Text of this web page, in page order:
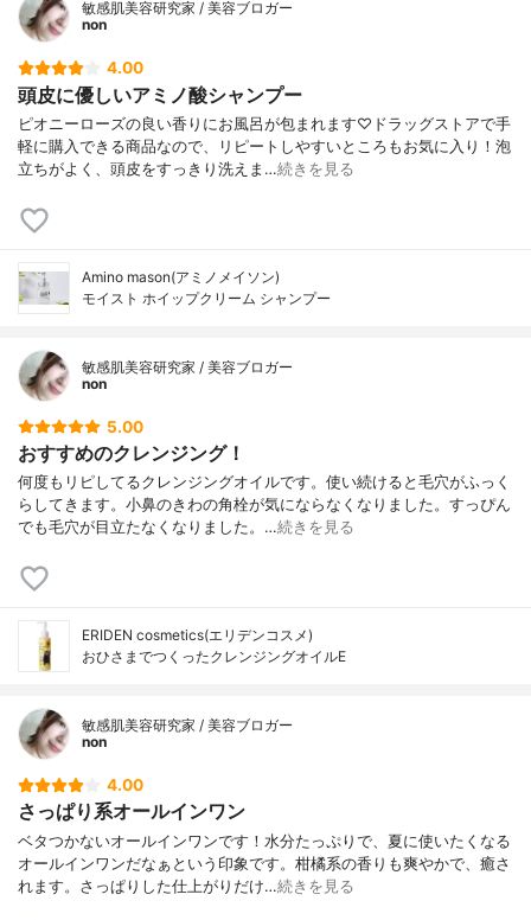
敏感肌美容研究家 / 美容ブロガー
non
4.00
頭皮に優しいアミノ酸シャンプー
ピオニーローズの良い香りにお風呂が包まれます♡ドラッグストアで手
軽に購入できる商品なので、リピートしやすいところもお気に入り！泡
立ちがよく、頭皮をすっきり洗えま…続きを見る
Amino mason(アミノメイソン)
モイスト ホイップクリーム シャンプー
敏感肌美容研究家 / 美容ブロガー
non
5.00
おすすめのクレンジング！
何度もリピしてるクレンジングオイルです。使い続けると毛穴がふっく
らしてきます。小鼻のきわの角栓が気にならなくなりました。すっぴん
でも毛穴が目立たなくなりました。…続きを見る
ERIDEN cosmetics(エリデンコスメ)
おひさまでつくったクレンジングオイルE
敏感肌美容研究家 / 美容ブロガー
non
4.00
さっぱり系オールインワン
ベタつかないオールインワンです！水分たっぷりで、夏に使いたくなる
オールインワンだなぁという印象です。柑橘系の香りも爽やかで、癒さ
れます。さっぱりした仕上がりだけ…続きを見る